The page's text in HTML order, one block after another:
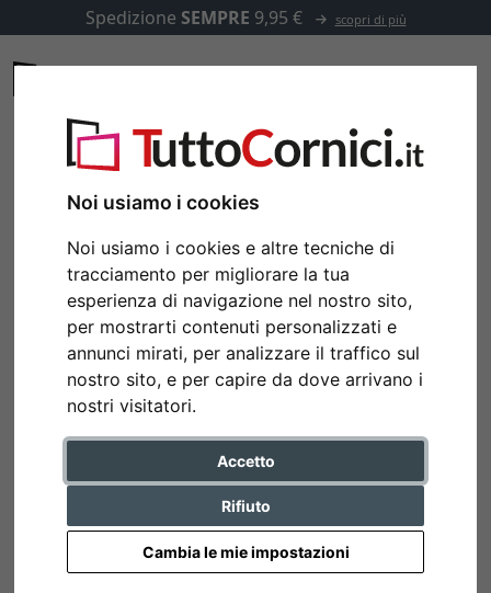
Noi usiamo i cookies
Noi usiamo i cookies e altre tecniche di
tracciamento per migliorare la tua
esperienza di navigazione nel nostro sito,
per mostrarti contenuti personalizzati e
annunci mirati, per analizzare il traffico sul
nostro sito, e per capire da dove arrivano i
nostri visitatori.
Accetto
Rifiuto
Cambia le mie impostazioni
Spedizione SEMPRE 9,95 € scopri di più